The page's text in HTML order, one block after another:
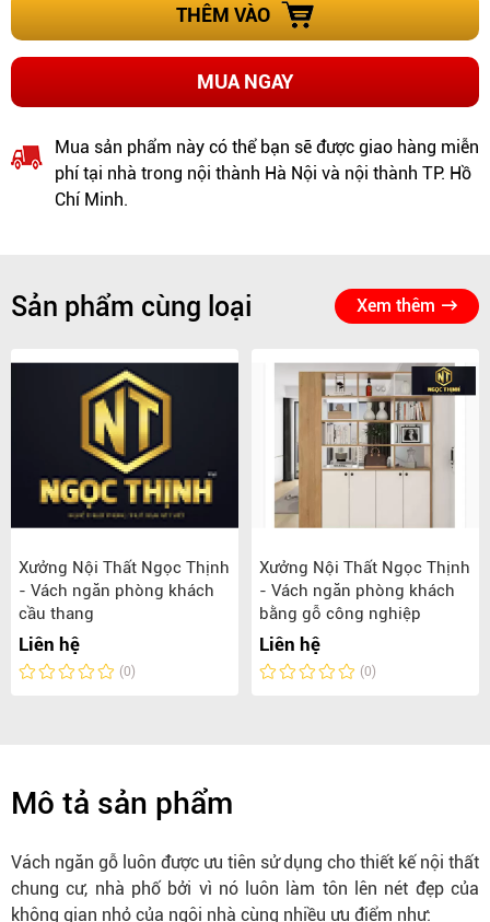
THÊM VÀO
MUA NGAY
Mua sản phẩm này có thể bạn sẽ được giao hàng miễn
phí tại nhà trong nội thành Hà Nội và nội thành TP. Hồ
Chí Minh.
Sản phẩm cùng loại Xem thêm
Xưởng Nội Thất Ngọc Thịnh
- Vách ngăn phòng khách
cầu thang
Liên hệ
(0)
Xưởng Nội Thất Ngọc Thịnh
- Vách ngăn phòng khách
bằng gỗ công nghiệp
Liên hệ
(0)
Mô tả sản phẩm
Vách ngăn gỗ luôn được ưu tiên sử dụng cho thiết kế nội thất
chung cư, nhà phố bởi vì nó luôn làm tôn lên nét đẹp của
không gian nhỏ của ngôi nhà cùng nhiều ưu điểm như: